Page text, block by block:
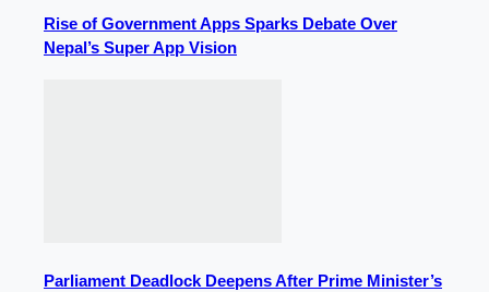
Rise of Government Apps Sparks Debate Over
Nepal’s Super App Vision
Parliament Deadlock Deepens After Prime Minister’s